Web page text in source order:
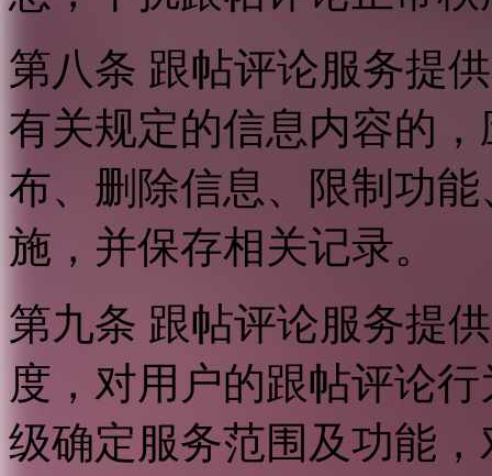
第八条 跟帖评论服务提
有关规定的信息内容的
布、删除信息、限制功
施，并保存相关记录。
第九条 跟帖评论服务提
度，对用户的跟帖评论
级确定服务范围及功能